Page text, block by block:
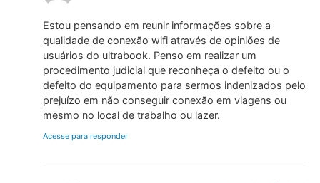
Estou pensando em reunir informações sobre a
qualidade de conexão wifi através de opiniões de
usuários do ultrabook. Penso em realizar um
procedimento judicial que reconheça o defeito ou o
defeito do equipamento para sermos indenizados pelo
prejuízo em não conseguir conexão em viagens ou
mesmo no local de trabalho ou lazer.
Acesse para responder